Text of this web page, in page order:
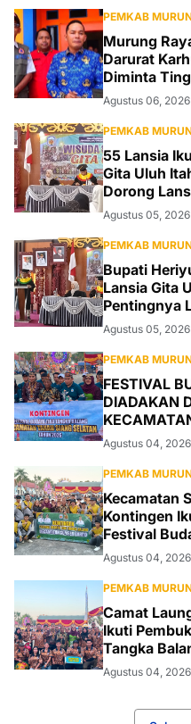
PEMKAB
Murung
Darurat
Diminta
Agustus 06, 2026
PEMKAB
55 Lansia
Gita Uluh
Dorong
Agustus 05, 2026
PEMKAB
Bupati
Lansia Gita
Pentingnya
Agustus 05, 2026
PEMKAB
FESTIVAL
DIADAKAN
Agustus 04, 2026
PEMKAB
Kecamatan
Kontingen
Festival
2026
Agustus 04, 2026
PEMKAB
Camat
Ikuti
Tangka
Agustus 04, 2026